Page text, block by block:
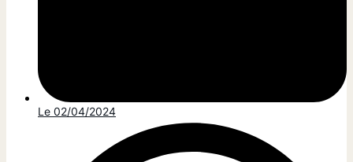
Le 02/04/2024